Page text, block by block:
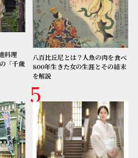
料理
「千歳
八百比丘尼とは？人魚の肉を食べ
800年生きた女の生涯とその結末
を解説